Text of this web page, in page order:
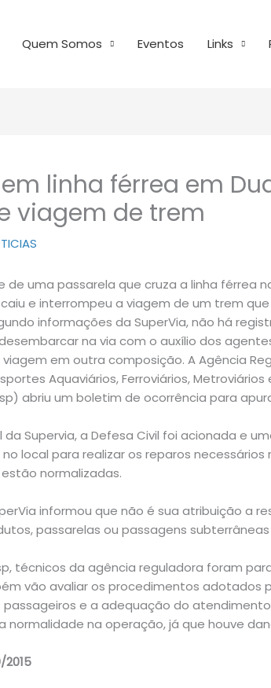
Quem Somos Eventos Links
linha férrea em
viagem de trem
de uma passarela que cruza a linha férrea
caiu e interrompeu a viagem de um trem
informações da SuperVia, não há
na via com o auxílio dos
em outra composição. A Agência
Aquaviários, Ferroviários, Metroviários
abriu um boletim de ocorrência para
Supervia, a Defesa Civil foi acionada e
local para realizar os reparos necessários
normalizadas.
informou que não é sua atribuição a
passarelas ou passagens
técnicos da agência reguladora foram
vão avaliar os procedimentos adotados
e a adequação do
na operação, já que houve
2015